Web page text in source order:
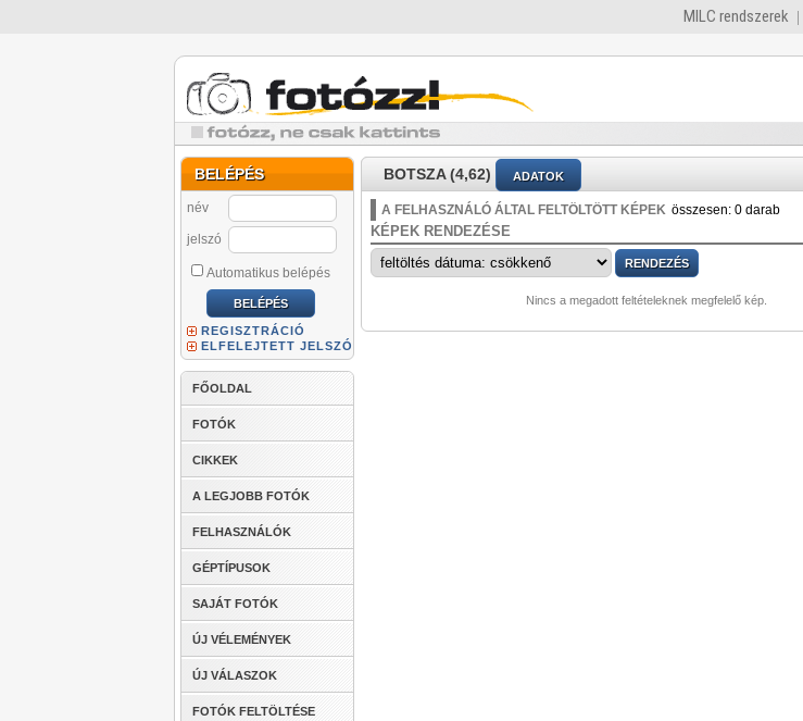
MILC rendszerek
BELÉPÉS
név
jelszó
Automatikus belépés
REGISZTRÁCIÓ
ELFELEJTETT JELSZÓ
FŐOLDAL
FOTÓK
CIKKEK
A LEGJOBB FOTÓK
FELHASZNÁLÓK
GÉPTÍPUSOK
SAJÁT FOTÓK
ÚJ VÉLEMÉNYEK
ÚJ VÁLASZOK
FOTÓK FELTÖLTÉSE
BOTSZA (4,62) ADATOK
A FELHASZNÁLÓ ÁLTAL FELTÖLTÖTT KÉPEK összesen: 0 darab
KÉPEK RENDEZÉSE
Nincs a megadott feltételeknek megfelelő kép.